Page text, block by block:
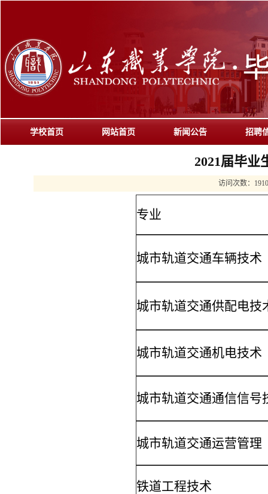
学校首页 网站首页 新闻公告 招聘
2021届毕业
访问次数： 1910
专业
城市轨道交通车辆技术
城市轨道交通供配电技
城市轨道交通机电技术
城市轨道交通通信信号
城市轨道交通运营管理
铁道工程技术